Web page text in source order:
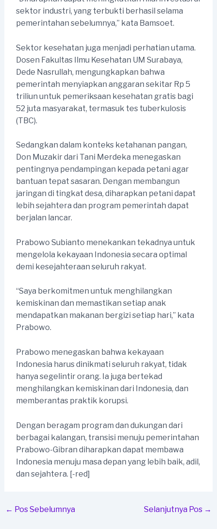
sektor industri, yang terbukti berhasil selama
pemerintahan sebelumnya,” kata Bamsoet.
Sektor kesehatan juga menjadi perhatian utama.
Dosen Fakultas Ilmu Kesehatan UM Surabaya,
Dede Nasrullah, mengungkapkan bahwa
pemerintah menyiapkan anggaran sekitar Rp 5
triliun untuk pemeriksaan kesehatan gratis bagi
52 juta masyarakat, termasuk tes tuberkulosis
(TBC).
Sedangkan dalam konteks ketahanan pangan,
Don Muzakir dari Tani Merdeka menegaskan
pentingnya pendampingan kepada petani agar
bantuan tepat sasaran. Dengan membangun
jaringan di tingkat desa, diharapkan petani dapat
lebih sejahtera dan program pemerintah dapat
berjalan lancar.
Prabowo Subianto menekankan tekadnya untuk
mengelola kekayaan Indonesia secara optimal
demi kesejahteraan seluruh rakyat.
“Saya berkomitmen untuk menghilangkan
kemiskinan dan memastikan setiap anak
mendapatkan makanan bergizi setiap hari,” kata
Prabowo.
Prabowo menegaskan bahwa kekayaan
Indonesia harus dinikmati seluruh rakyat, tidak
hanya segelintir orang. Ia juga bertekad
menghilangkan kemiskinan dari Indonesia, dan
memberantas praktik korupsi.
Dengan beragam program dan dukungan dari
berbagai kalangan, transisi menuju pemerintahan
Prabowo-Gibran diharapkan dapat membawa
Indonesia menuju masa depan yang lebih baik, adil,
dan sejahtera. [-red]
Post
← Pos Sebelumnya Selanjutnya Pos →